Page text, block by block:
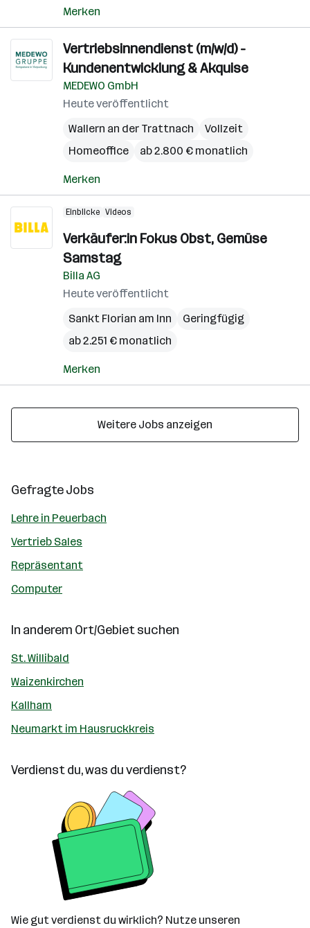
Merken
Vertriebsinnendienst (m/w/d) -
Kundenentwicklung & Akquise
MEDEWO GmbH
Heute veröffentlicht
Wallern an der Trattnach
Vollzeit
Homeoffice
ab 2.800 € monatlich
Merken
Einblicke Videos
Verkäufer:in Fokus Obst, Gemüse
Samstag
Billa AG
Heute veröffentlicht
Sankt Florian am Inn
Geringfügig
ab 2.251 € monatlich
Merken
Weitere Jobs anzeigen
Gefragte Jobs
Lehre in Peuerbach
Vertrieb Sales
Repräsentant
Computer
In anderem Ort/Gebiet suchen
St. Willibald
Waizenkirchen
Kallham
Neumarkt im Hausruckkreis
Verdienst du, was du verdienst?
Wie gut verdienst du wirklich? Nutze unseren